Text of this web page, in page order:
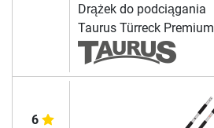
Drążek do podciągania
Taurus Türreck Premium
6